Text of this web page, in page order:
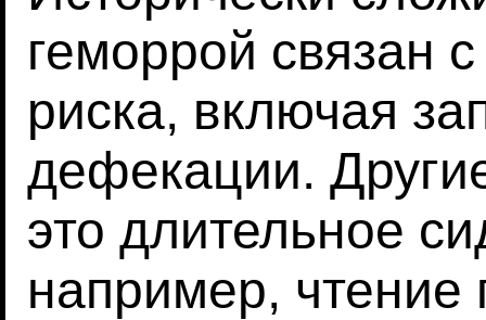
геморрой связан
риска, включая
дефекации.
это длительное
например, чтение